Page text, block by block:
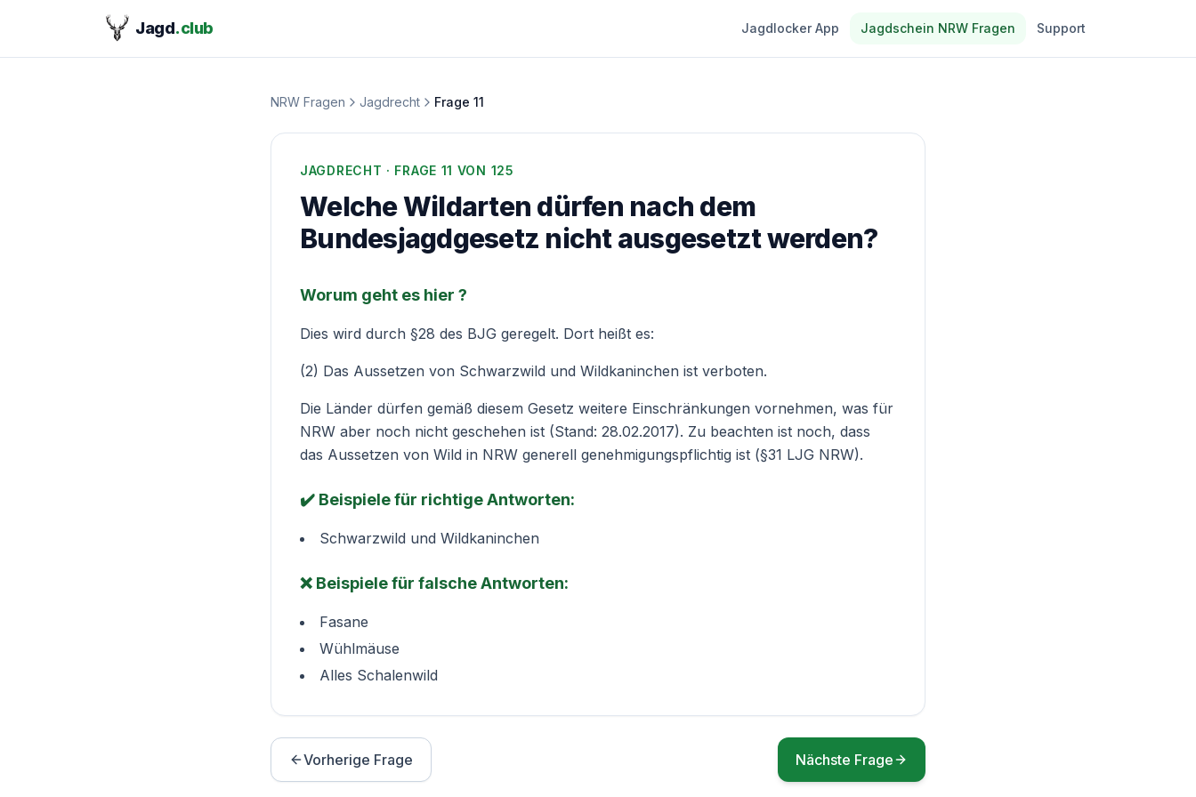
Jagd.club Jagdlocker App Jagdschein NRW Fragen Support
NRW Fragen Jagdrecht Frage 11
JAGDRECHT · FRAGE 11 VON 125
Welche Wildarten dürfen nach dem
Bundesjagdgesetz nicht ausgesetzt werden?
Worum geht es hier ?
Dies wird durch §28 des BJG geregelt. Dort heißt es:
(2) Das Aussetzen von Schwarzwild und Wildkaninchen ist verboten.
Die Länder dürfen gemäß diesem Gesetz weitere Einschränkungen vornehmen, was für
NRW aber noch nicht geschehen ist (Stand: 28.02.2017). Zu beachten ist noch, dass
das Aussetzen von Wild in NRW generell genehmigungspflichtig ist (§31 LJG NRW).
✔️ Beispiele für richtige Antworten:
Schwarzwild und Wildkaninchen
❌ Beispiele für falsche Antworten:
Fasane
Wühlmäuse
Alles Schalenwild
Vorherige Frage Nächste Frage